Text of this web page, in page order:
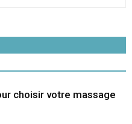
choisir votre massage